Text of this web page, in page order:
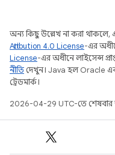
অন্য কিছু উল্লেখ না করা থাকলে,
Attribution 4.0 License-এর
License-এর অধীনে লাইসেন্স
নীতি দেখুন। Java হল Oracle
ট্রেডমার্ক।
2026-04-29 UTC-তে